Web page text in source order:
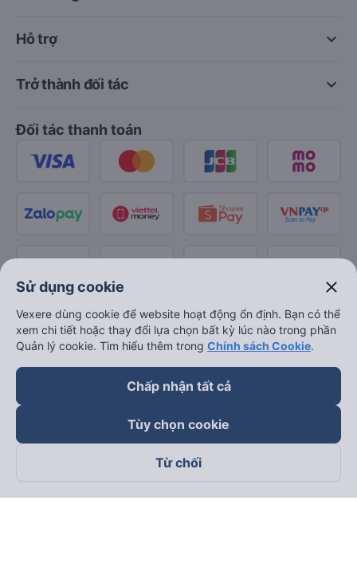
keyboard_arrow_down
Hỗ trợ
keyboard_arrow_down
Trở thành đối tác
Đối tác thanh toán
Theo dõi chúng tôi trên
Sử dụng cookie close
Vexere dùng cookie để website hoạt động ổn định. Bạn có thể
xem chi tiết hoặc thay đổi lựa chọn bất kỳ lúc nào trong phần
Quản lý cookie. Tìm hiểu thêm trong Chính sách Cookie.
Chấp nhận tất cả
Tùy chọn cookie
Từ chối